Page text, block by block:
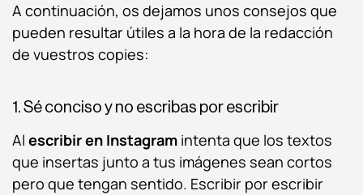
A continuación, os dejamos unos consejos que
pueden resultar útiles a la hora de la redacción
de vuestros copies:
1. Sé conciso y no escribas por escribir
Al escribir en Instagram intenta que los textos
que insertas junto a tus imágenes sean cortos
pero que tengan sentido. Escribir por escribir